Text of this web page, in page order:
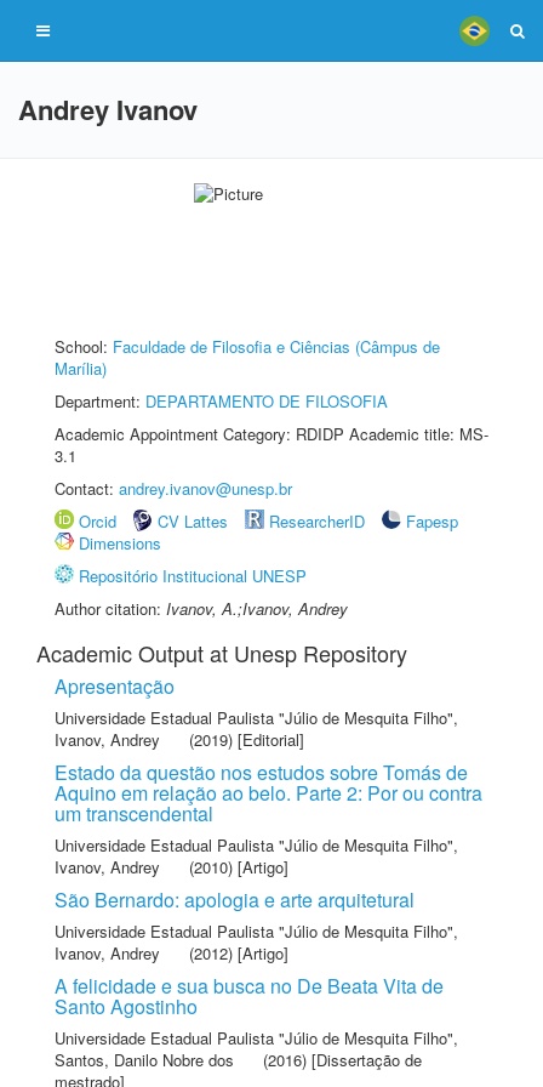
Andrey Ivanov
School: Faculdade de Filosofia e Ciências (Câmpus de
Marília)
Department: DEPARTAMENTO DE FILOSOFIA
Academic Appointment Category: RDIDP Academic title: MS-
3.1
Contact: andrey.ivanov@unesp.br
Orcid
CV Lattes ResearcherID
Fapesp
Dimensions
Repositório Institucional UNESP
Author citation: Ivanov, A.;Ivanov, Andrey
Academic Output at Unesp Repository
Apresentação
Universidade Estadual Paulista "Júlio de Mesquita Filho",
Ivanov, Andrey
(2019) [Editorial]
Estado da questão nos estudos sobre Tomás de
Aquino em relação ao belo. Parte 2: Por ou contra
um transcendental
Universidade Estadual Paulista "Júlio de Mesquita Filho",
Ivanov, Andrey
(2010) [Artigo]
São Bernardo: apologia e arte arquitetural
Universidade Estadual Paulista "Júlio de Mesquita Filho",
Ivanov, Andrey
(2012) [Artigo]
A felicidade e sua busca no De Beata Vita de
Santo Agostinho
Universidade Estadual Paulista "Júlio de Mesquita Filho",
Santos, Danilo Nobre dos
(2016) [Dissertação de
mestrado]